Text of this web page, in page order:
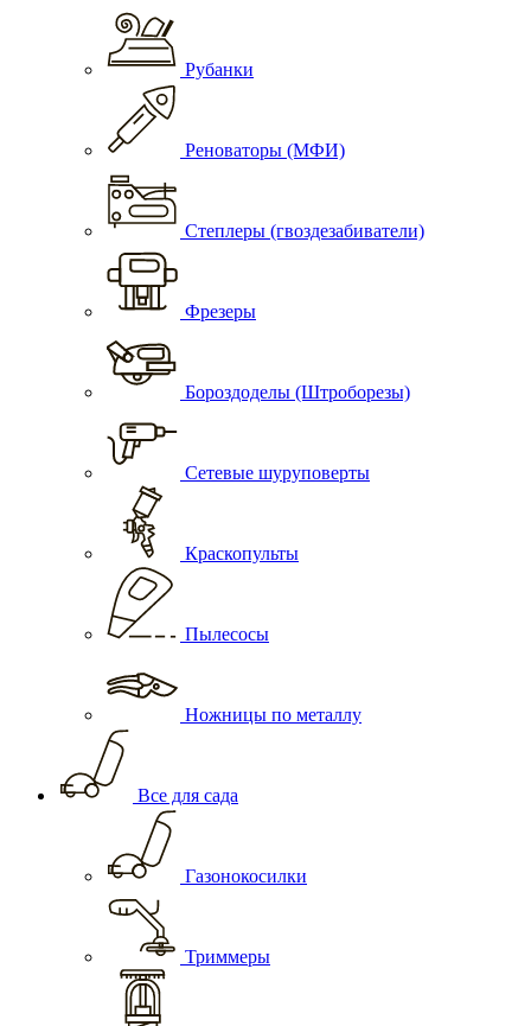
Рубанки
Реноваторы (МФИ)
Степлеры (гвоздезабиватели)
Фрезеры
Бороздоделы (Штроборезы)
Сетевые шуруповерты
Краскопульты
Пылесосы
Ножницы по металлу
Все для сада
Газонокосилки
Триммеры